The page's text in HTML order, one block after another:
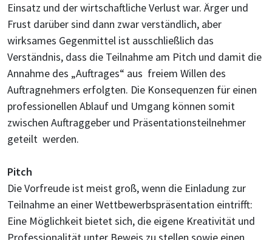
Einsatz und der wirtschaftliche Verlust war. Ärger und
Frust darüber sind dann zwar verständlich, aber
wirksames Gegenmittel ist ausschließlich das
Verständnis, dass die Teilnahme am Pitch und damit die
Annahme des „Auftrages“ aus freiem Willen des
Auftragnehmers erfolgten. Die Konsequenzen für einen
professionellen Ablauf und Umgang können somit
zwischen Auftraggeber und Präsentationsteilnehmer
geteilt werden.
Pitch
Die Vorfreude ist meist groß, wenn die Einladung zur
Teilnahme an einer Wettbewerbspräsentation eintrifft:
Eine Möglichkeit bietet sich, die eigene Kreativität und